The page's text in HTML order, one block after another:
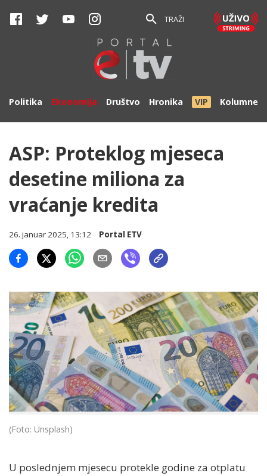
TRAŽI
Politika Ekonomija Društvo Hronika VIP Kolumne
ASP: Proteklog mjeseca
desetine miliona za
vraćanje kredita
26. januar 2025, 13:12 Portal ETV
(Foto: Unsplash)
U poslednjem mjesecu protekle godine za otplatu